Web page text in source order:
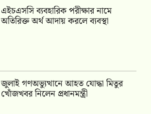
এইচএসসি ব্যবহারিক পরীক্ষার নামে
অতিরিক্ত অর্থ আদায় করলে ব্যবস্থা
জুলাই গণঅভ্যুত্থানে আহত যোদ্ধা মিতুর
খোঁজখবর নিলেন প্রধানমন্ত্রী